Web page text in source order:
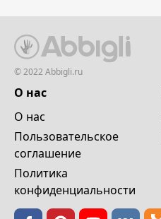
© 2022 Abbigli.ru
О нас
О нас
Пользовательское
cоглашение
Политика
конфиденциальности